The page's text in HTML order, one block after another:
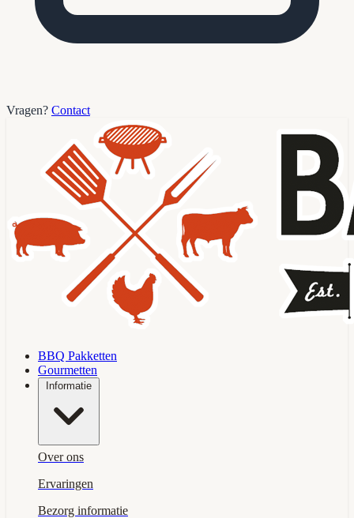
Vragen? Contact
BBQ Pakketten
Gourmetten
Informatie
Over ons
Ervaringen
Bezorg informatie